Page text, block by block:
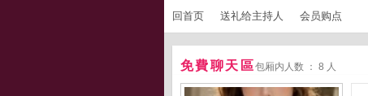
回首页 送礼给主持人 会员购点
免費聊天區包厢内人数 ： 8 人